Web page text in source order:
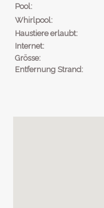
Pool:
Whirlpool:
Haustiere erlaubt:
Internet:
Grösse:
Entfernung Strand: